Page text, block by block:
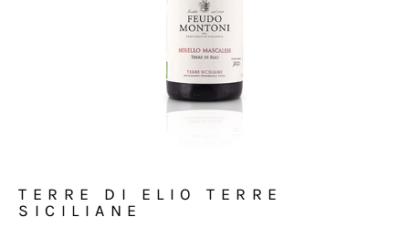
TERRE DI ELIO TERRE
SICILIANE